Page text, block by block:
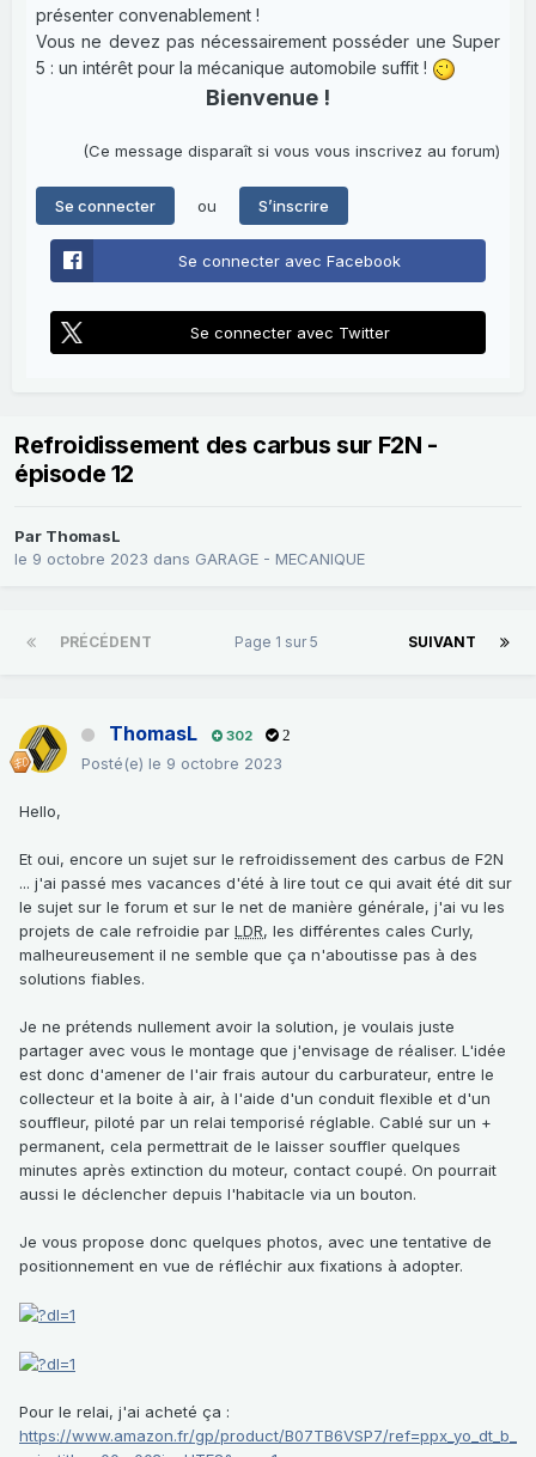
présenter convenablement !
Vous ne devez pas nécessairement posséder une Super
5 : un intérêt pour la mécanique automobile suffit !
Bienvenue !
(Ce message disparaît si vous vous inscrivez au forum)
Se connecter ou S’inscrire
Se connecter avec Facebook
Se connecter avec Twitter
Refroidissement des carbus sur F2N -
épisode 12
Par ThomasL
le 9 octobre 2023 dans GARAGE - MECANIQUE
PRÉCÉDENT SUIVANT
Page 1 sur 5
ThomasL 302 2
Posté(e) le 9 octobre 2023
Hello,
Et oui, encore un sujet sur le refroidissement des carbus de F2N
... j'ai passé mes vacances d'été à lire tout ce qui avait été dit sur
le sujet sur le forum et sur le net de manière générale, j'ai vu les
projets de cale refroidie par LDR, les différentes cales Curly,
malheureusement il ne semble que ça n'aboutisse pas à des
solutions fiables.
Je ne prétends nullement avoir la solution, je voulais juste
partager avec vous le montage que j'envisage de réaliser. L'idée
est donc d'amener de l'air frais autour du carburateur, entre le
collecteur et la boite à air, à l'aide d'un conduit flexible et d'un
souffleur, piloté par un relai temporisé réglable. Cablé sur un +
permanent, cela permettrait de le laisser souffler quelques
minutes après extinction du moteur, contact coupé. On pourrait
aussi le déclencher depuis l'habitacle via un bouton.
Je vous propose donc quelques photos, avec une tentative de
positionnement en vue de réfléchir aux fixations à adopter.
Pour le relai, j'ai acheté ça :
https://www.amazon.fr/gp/product/B07TB6VSP7/ref=ppx_yo_dt_b_